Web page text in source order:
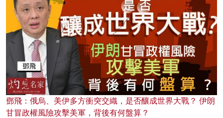
鄧飛：俄烏、美伊多方衝突交織，是否釀成世界大戰？ 伊朗
甘冒政權風險攻擊美軍，背後有何盤算？